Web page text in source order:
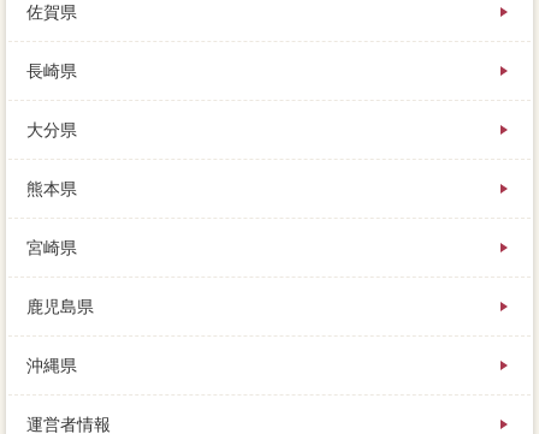
佐賀県
長崎県
大分県
熊本県
宮崎県
鹿児島県
沖縄県
運営者情報